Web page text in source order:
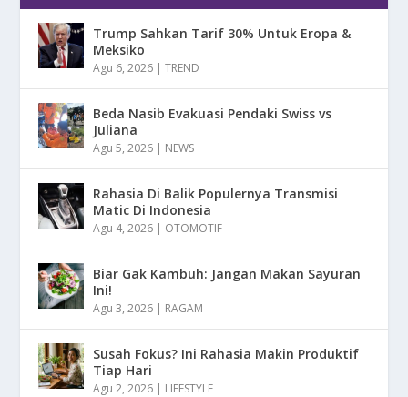
Trump Sahkan Tarif 30% Untuk Eropa &
Meksiko
Agu 6, 2026 |TREND
Beda Nasib Evakuasi Pendaki Swiss vs
Juliana
Agu 5, 2026 | NEWS
Rahasia Di Balik Populernya Transmisi
Matic Di Indonesia
Agu 4, 2026 | OTOMOTIF
Biar Gak Kambuh: Jangan Makan Sayuran
Ini!
Agu 3, 2026 | RAGAM
Susah Fokus? Ini Rahasia Makin Produktif
Tiap Hari
Agu 2, 2026 | LIFESTYLE